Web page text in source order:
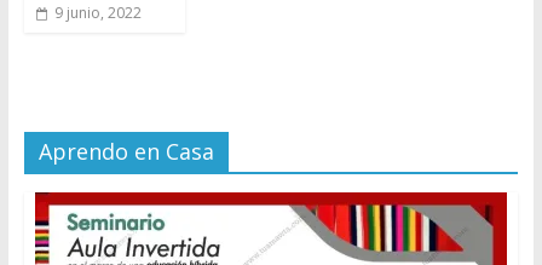
9 junio, 2022
Aprendo en Casa